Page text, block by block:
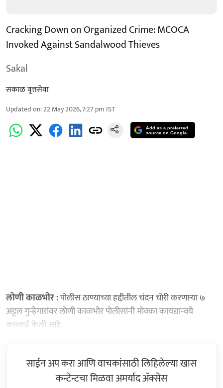
Cracking Down on Organized Crime: MCOCA
Invoked Against Sandalwood Thieves
Sakal
सकाळ वृत्तसेवा
Updated on:22 May 2026, 7:27 pm IST
Add as a preferred
source on Google
लोणी काळभोर :पोलीस ठाण्याच्या हद्दीतील चंदन चोरी करणाऱ्या ७
अट्टल गुन्हेगारांवर लोणी काळभोर पोलीसांनी मोक्का कायद्यान्वये
कारवाई केली आहे.
साईन अप करा आणि वाचकांसाठी लिहिलेल्या खास
कन्टेन्टचा मिळवा अमर्याद ॲक्सेस